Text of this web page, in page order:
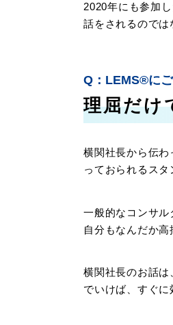
2020年にも参加
話をされるのでは
LEMS®に
理屈だけ
横関社長から伝
っておられるスタ
一般的なコンサ
自分もなんだか
横関社長のお話
でいけば、すぐに